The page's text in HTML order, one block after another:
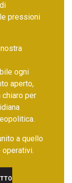
pressioni
ogni
aperto,
chiaro per
a quello